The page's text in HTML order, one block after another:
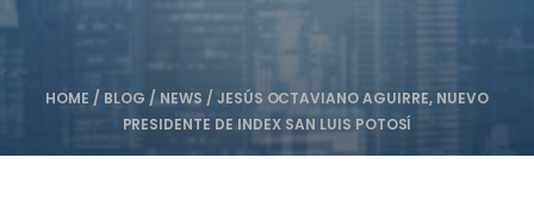
HOME / BLOG / NEWS / JESÚS OCTAVIANO AGUIRRE, NUEVO
PRESIDENTE DE INDEX SAN LUIS POTOSÍ